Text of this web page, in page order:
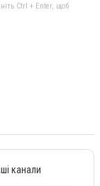
Ctrl + Enter, щоб
канали